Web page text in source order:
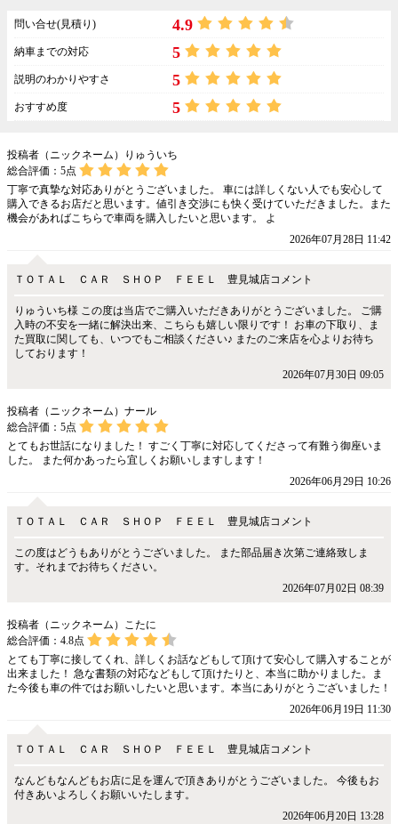
問い合せ(見積り) 4.9
納車までの対応 5
説明のわかりやすさ 5
おすすめ度 5
投稿者（ニックネーム）りゅういち
総合評価： 5点
丁寧で真摯な対応ありがとうございました。 車には詳しくない人でも安心して
購入できるお店だと思います。値引き交渉にも快く受けていただきました。また
機会があればこちらで車両を購入したいと思います。 よ
2026年07月28日 11:42
ＴＯＴＡＬ ＣＡＲ ＳＨＯＰ ＦＥＥＬ 豊見城店コメント
りゅういち様 この度は当店でご購入いただきありがとうございました。 ご購
入時の不安を一緒に解決出来、こちらも嬉しい限りです！ お車の下取り、ま
た買取に関しても、いつでもご相談ください♪ またのご来店を心よりお待ち
しております！
2026年07月30日 09:05
投稿者（ニックネーム）ナール
総合評価： 5点
とてもお世話になりました！ すごく丁寧に対応してくださって有難う御座いま
した。 また何かあったら宜しくお願いしますします！
2026年06月29日 10:26
ＴＯＴＡＬ ＣＡＲ ＳＨＯＰ ＦＥＥＬ 豊見城店コメント
この度はどうもありがとうございました。 また部品届き次第ご連絡致しま
す。それまでお待ちください。
2026年07月02日 08:39
投稿者（ニックネーム）こたに
総合評価： 4.8点
とても丁寧に接してくれ、詳しくお話などもして頂けて安心して購入することが
出来ました！ 急な書類の対応などもして頂けたりと、本当に助かりました。ま
た今後も車の件ではお願いしたいと思います。本当にありがとうございました！
2026年06月19日 11:30
ＴＯＴＡＬ ＣＡＲ ＳＨＯＰ ＦＥＥＬ 豊見城店コメント
なんどもなんどもお店に足を運んで頂きありがとうございました。 今後もお
付きあいよろしくお願いいたします。
2026年06月20日 13:28